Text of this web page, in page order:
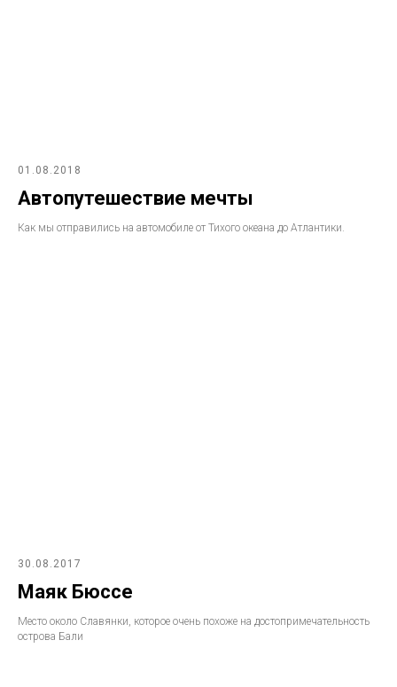
01.08.2018
Автопутешествие мечты
Как мы отправились на автомобиле от Тихого океана до Атлантики.
30.08.2017
Маяк Бюссе
Место около Славянки, которое очень похоже на достопримечательность
острова Бали